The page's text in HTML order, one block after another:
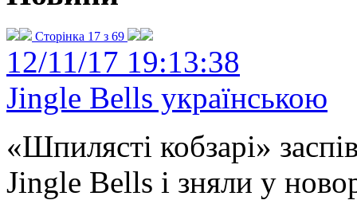
Сторінка 17 з 69
12/11/17 19:13:38
Jingle Bells українською
«Шпилясті кобзарі»
Jingle Bells і зняли у